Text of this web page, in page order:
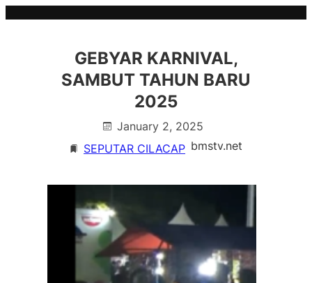
GEBYAR KARNIVAL,
SAMBUT TAHUN BARU
2025
January 2, 2025
SEPUTAR CILACAP bmstv.net